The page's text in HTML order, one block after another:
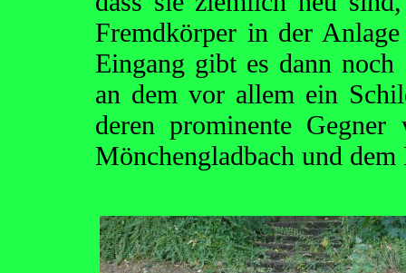
Fremdkörper in der
Eingang gibt es dann
an dem vor allem ein
deren prominente
Mönchengladbach und